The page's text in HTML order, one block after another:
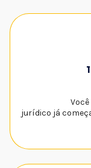
jurídico já